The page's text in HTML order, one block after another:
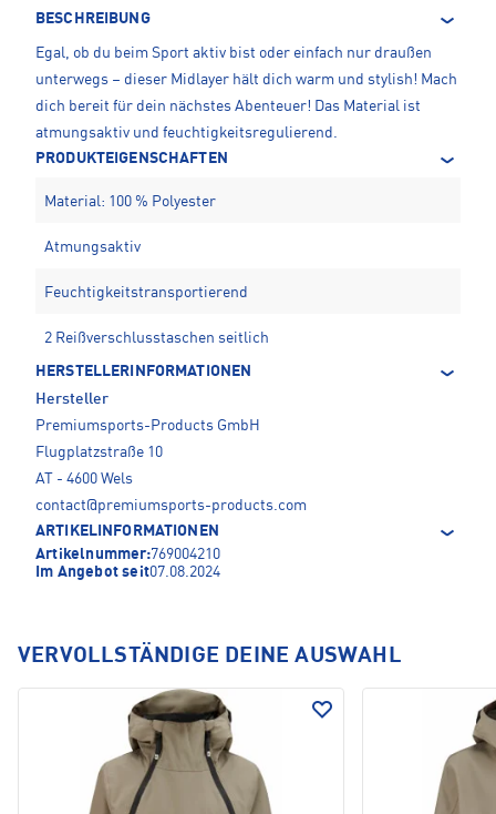
BESCHREIBUNG
Egal, ob du beim Sport aktiv bist oder einfach nur draußen
unterwegs – dieser Midlayer hält dich warm und stylish! Mach
dich bereit für dein nächstes Abenteuer! Das Material ist
atmungsaktiv und feuchtigkeitsregulierend.
PRODUKTEIGENSCHAFTEN
Material: 100 % Polyester
Atmungsaktiv
Feuchtigkeitstransportierend
2 Reißverschlusstaschen seitlich
HERSTELLERINFORMATIONEN
Hersteller
Premiumsports-Products GmbH
Flugplatzstraße 10
AT - 4600 Wels
contact@premiumsports-products.com
ARTIKELINFORMATIONEN
Artikelnummer:769004210
Im Angebot seit07.08.2024
VERVOLLSTÄNDIGE DEINE AUSWAHL